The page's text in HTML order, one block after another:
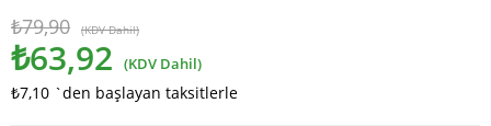
₺79,90 (KDV Dahil)
₺63,92 (KDV Dahil)
₺7,10 `den başlayan taksitlerle